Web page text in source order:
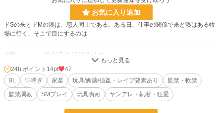
お気に入り追加
ドSの来とドMの湊は、恋人同士である。ある日、仕事の関係で来と湊はある牧
場に行く、そこで目にするのは
小説 29,617 位 / 228,744 件
BL 7,435 位 / 31,413 件
お気に入り 54
24h.ポイント 14pt
47
BL
♡喘ぎ 家畜 玩具/媚薬/強姦・レイプ要素あり
監禁・軟禁
監禁調教
SMプレイ 玩具責め ヤンデレ・執着・狂愛